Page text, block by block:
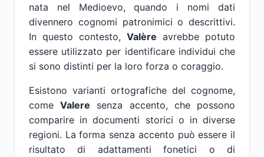
nata nel Medioevo, quando i nomi dati
divennero cognomi patronimici o descrittivi.
In questo contesto, Valère avrebbe potuto
essere utilizzato per identificare individui che
si sono distinti per la loro forza o coraggio.
Esistono varianti ortografiche del cognome,
comeValere senza accento, che possono
comparire in documenti storici o in diverse
regioni. La forma senza accento può essere il
risultato di adattamenti fonetici o di